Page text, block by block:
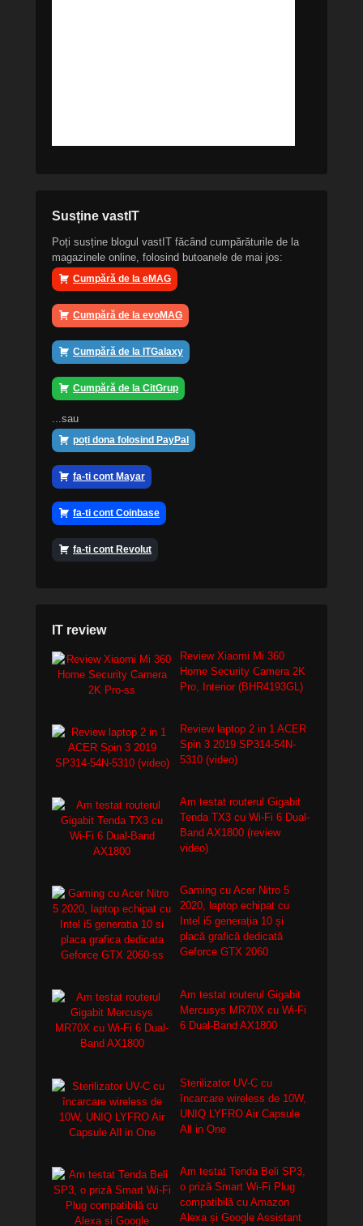
Susține vastIT
Poți susține blogul vastIT făcând cumpărăturile de la
magazinele online, folosind butoanele de mai jos:
Cumpără de la eMAG
Cumpără de la evoMAG
Cumpără de la ITGalaxy
Cumpără de la CitGrup
...sau
poți dona folosind PayPal
fa-ti cont Mayar
fa-ti cont Coinbase
fa-ti cont Revolut
IT review
Review Xiaomi Mi 360
Home Security Camera 2K
Pro, Interior (BHR4193GL)
Review laptop 2 in 1 ACER
Spin 3 2019 SP314-54N-
5310 (video)
Am testat routerul Gigabit
Tenda TX3 cu Wi-Fi 6 Dual-
Band AX1800 (review
video)
Gaming cu Acer Nitro 5
2020, laptop echipat cu
Intel i5 generația 10 și
placă grafică dedicată
Geforce GTX 2060
Am testat routerul Gigabit
Mercusys MR70X cu Wi-Fi
6 Dual-Band AX1800
Sterilizator UV-C cu
încarcare wireless de 10W,
UNIQ LYFRO Air Capsule
All in One
Am testat Tenda Beli SP3,
o priză Smart Wi-Fi Plug
compatibilă cu Amazon
Alexa și Google Assistant